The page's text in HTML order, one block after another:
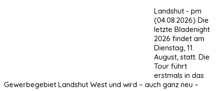
Landshut - pm
(04.08.2026) Die
letzte Bladenight
2026 findet am
Dienstag, 11.
August, statt. Die
Tour führt
erstmals in das
Gewerbegebiet Landshut West und wird – auch ganz neu –